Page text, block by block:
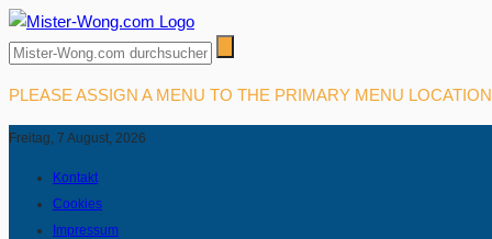
PLEASE ASSIGN A MENU TO THE PRIMARY MENU
Freitag, 7 August, 2026
Kontakt
Cookies
Impressum